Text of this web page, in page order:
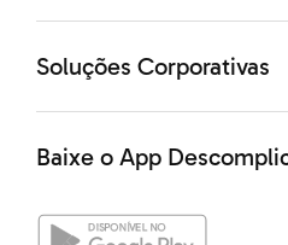
A coesão por substituição
garantem a coesão, temos:
Soluções Corporativas
Baixe o App